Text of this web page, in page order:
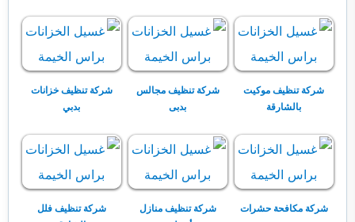
شركة تنظيف موكيت
بالشارقة
شركة تنظيف مجالس
بدبى
شركة تنظيف خزانات
بدبي
شركة مكافحة حشرات
شركة تنظيف منازل
شركة تنظيف فلل